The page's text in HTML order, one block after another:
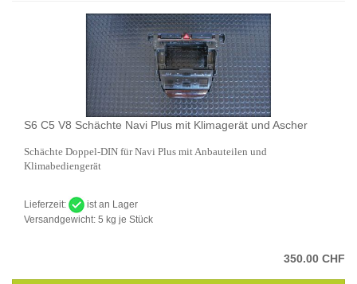
S6 C5 V8 Schächte Navi Plus mit Klimagerät und Ascher
Schächte Doppel-DIN für Navi Plus mit Anbauteilen und
Klimabediengerät
Lieferzeit:
ist an Lager
Versandgewicht: 5 kg je Stück
350.00 CHF